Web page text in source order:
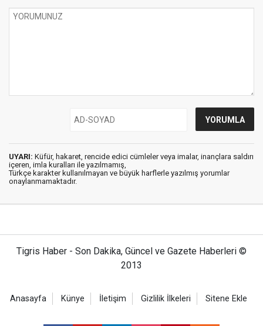
UYARI: Küfür, hakaret, rencide edici cümleler veya imalar, inançlara saldırı
içeren, imla kuralları ile yazılmamış,
Türkçe karakter kullanılmayan ve büyük harflerle yazılmış yorumlar
onaylanmamaktadır.
Tigris Haber - Son Dakika, Güncel ve Gazete Haberleri ©
2013
Anasayfa Künye İletişim Gizlilik İlkeleri Sitene Ekle